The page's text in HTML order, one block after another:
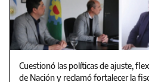
Cuestionó las políticas de ajuste,
de Nación y reclamó fortalecer la